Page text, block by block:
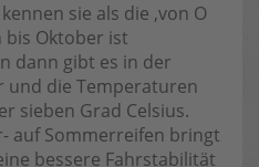
sie als die ‚von O
bis Oktober ist
dann gibt es in der
und die Temperaturen
sieben Grad Celsius.
auf Sommerreifen bringt
bessere Fahrstabilität